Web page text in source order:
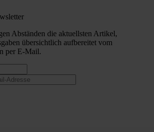
Abständen die aktuellsten Artikel,
übersichtlich aufbereitet vom
per E-Mail.